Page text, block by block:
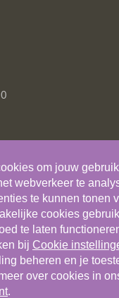
om jouw
webverkeer te
te kunnen tonen
cookies
te laten
bij Cookie
beheren en je
over cookies in
.